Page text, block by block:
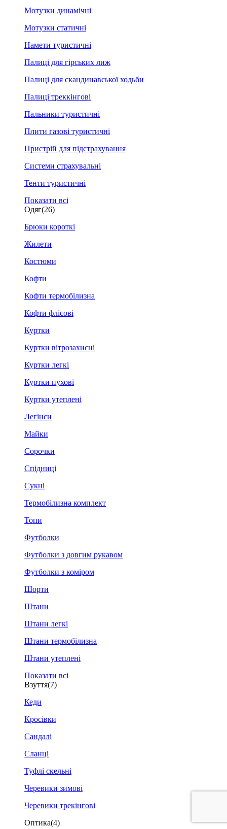
Мотузки динамічні
Мотузки статичні
Намети туристичні
Палиці для гірських лиж
Палиці для скандинавської ходьби
Палиці треккінгові
Пальники туристичні
Плити газові туристичні
Пристрій для підстрахування
Системи страхувальні
Тенти туристичні
Показати всі
Одяг(26)
Брюки короткі
Жилети
Костюми
Кофти
Кофти термобілизна
Кофти флісові
Куртки
Куртки вітрозахисні
Куртки легкі
Куртки пухові
Куртки утеплені
Легінси
Майки
Сорочки
Спідниці
Сукні
Термобілизна комплект
Топи
Футболки
Футболки з довгим рукавом
Футболки з коміром
Шорти
Штани
Штани легкі
Штани термобілизна
Штани утеплені
Показати всі
Взуття(7)
Кеди
Кросівки
Сандалі
Сланці
Туфлі скельні
Черевики зимові
Черевики трекінгові
Оптика(4)